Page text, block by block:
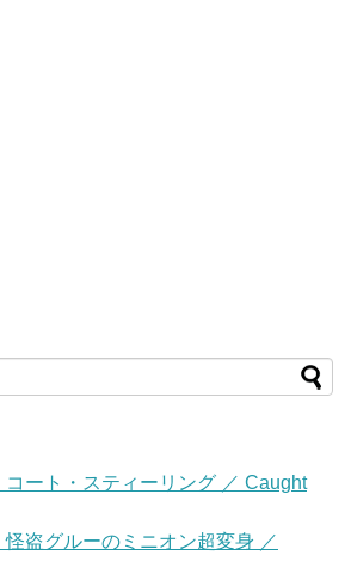
コート・スティーリング ／ Caught
怪盗グルーのミニオン超変身 ／